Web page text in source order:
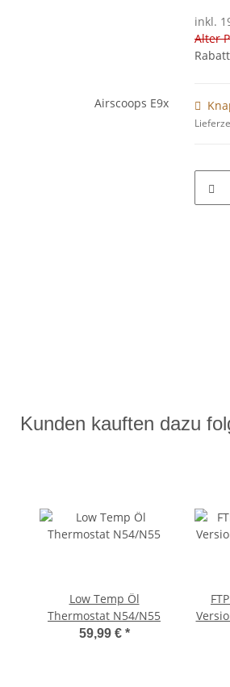
inkl.
Alter
Kunden kauften dazu
Low Temp Öl
Thermostat N54/N55
59,99 € *